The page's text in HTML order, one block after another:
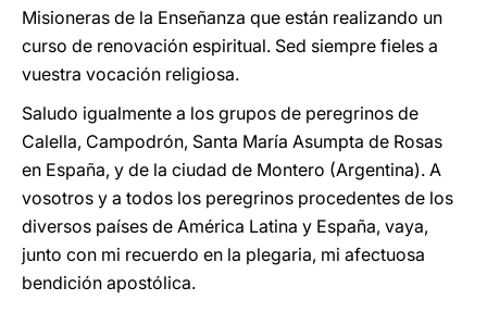
Misioneras de la Enseñanza que están realizando un
curso de renovación espiritual. Sed siempre fieles a
vuestra vocación religiosa.
Saludo igualmente a los grupos de peregrinos de
Calella, Campodrón, Santa María Asumpta de Rosas
en España, y de la ciudad de Montero (Argentina). A
vosotros y a todos los peregrinos procedentes de los
diversos países de América Latina y España, vaya,
junto con mi recuerdo en la plegaria, mi afectuosa
bendición apostólica.